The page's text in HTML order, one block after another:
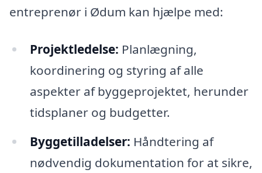
entreprenør i Ødum kan hjælpe med:
Projektledelse: Planlægning,
koordinering og styring af alle
aspekter af byggeprojektet, herunder
tidsplaner og budgetter.
Byggetilladelser: Håndtering af
nødvendig dokumentation for at sikre,